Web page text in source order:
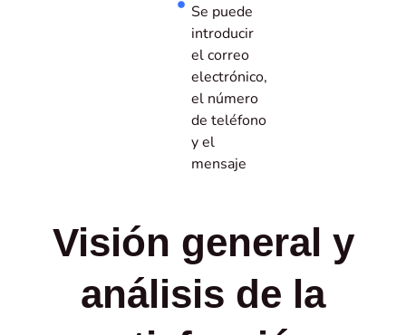
Se puede
introducir
el correo
electrónico,
el número
de teléfono
y el
mensaje
Visión general y
análisis de la